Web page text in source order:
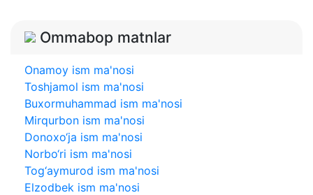
Ommabop matnlar
Onamoy ism ma'nosi
Toshjamol ism ma'nosi
Buxormuhammad ism ma'nosi
Mirqurbon ism ma'nosi
Donoxo‘ja ism ma'nosi
Norbo‘ri ism ma'nosi
Tog‘aymurod ism ma'nosi
Elzodbek ism ma'nosi